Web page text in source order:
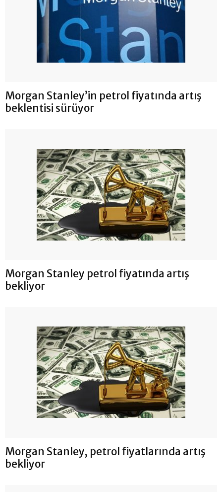
Morgan Stanley’in petrol fiyatında artış
beklentisi sürüyor
Morgan Stanley petrol fiyatında artış
bekliyor
Morgan Stanley, petrol fiyatlarında artış
bekliyor